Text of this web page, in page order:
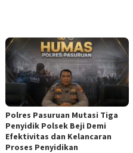
Polres Pasuruan Mutasi Tiga
Penyidik Polsek Beji Demi
Efektivitas dan Kelancaran
Proses Penyidikan